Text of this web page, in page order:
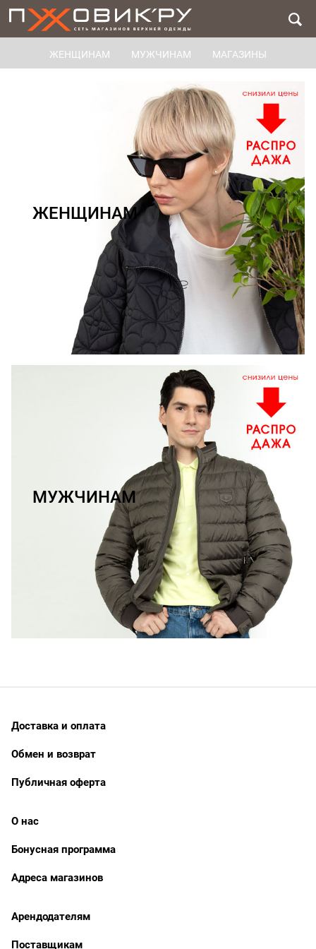
ЖЕНЩИНАМ МУЖЧИНАМ МАГАЗИНЫ
ЖЕНЩИНАМ
МУЖЧИНАМ
Доставка и оплата
Обмен и возврат
Публичная оферта
О нас
Бонусная программа
Адреса магазинов
Арендодателям
Поставщикам